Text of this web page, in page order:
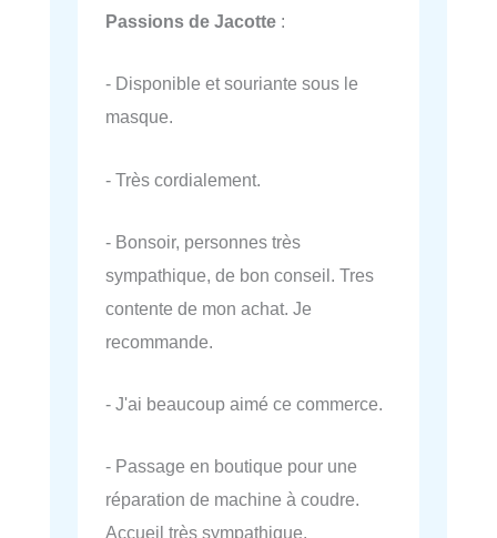
Passions de Jacotte :
- Disponible et souriante sous le
masque.
- Très cordialement.
- Bonsoir, personnes très
sympathique, de bon conseil. Tres
contente de mon achat. Je
recommande.
- J'ai beaucoup aimé ce commerce.
- Passage en boutique pour une
réparation de machine à coudre.
Accueil très sympathique.